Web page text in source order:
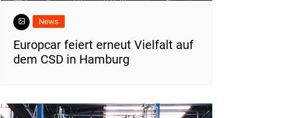
News
Europcar feiert erneut Vielfalt auf
dem CSD in Hamburg